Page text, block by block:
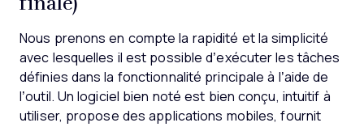
Nous prenons en compte la rapidité et la simplicité
avec lesquelles il est possible d’exécuter les tâches
définies dans la fonctionnalité principale à l’aide de
l’outil. Un logiciel bien noté est bien conçu, intuitif à
utiliser, propose des applications mobiles, fournit